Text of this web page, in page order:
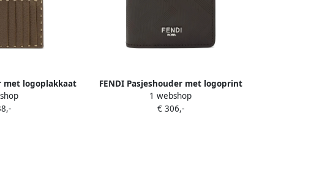
met logoplakkaat
FENDI Pasjeshouder met logoprint
Bruin
1 webshop
€ 306,-